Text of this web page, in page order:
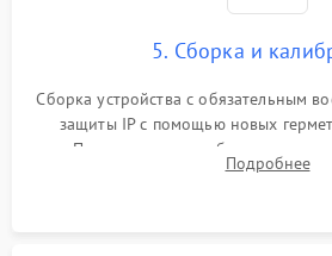
5. Сборка и
Сборка устройства с обязательным
защиты IP с помощью новых
Программная калибровка
абсолютно черному телу для точного
Подробнее